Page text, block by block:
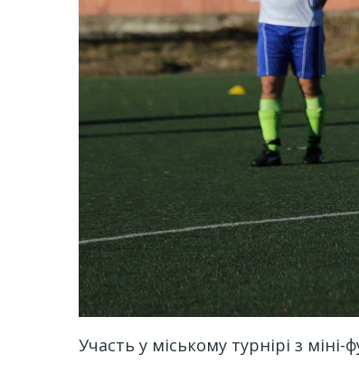
Участь у міському турнірі з